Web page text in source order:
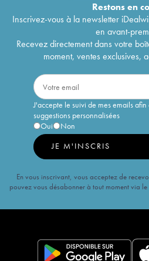
Restons en
Inscrivez-vous à la newsletter
en avant-
Recevez directement dans votre
moment, ventes exclusives,
J'accepte le suivi de mes emails
suggestions personnalisées
Oui
Non
JE M'INSCRIS
En vous inscrivant, vous acceptez de
pouvez vous désabonner à tout moment via